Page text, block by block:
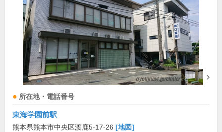
所在地・電話番号
東海学園前駅
熊本県熊本市中央区渡鹿5-17-26 [地図]